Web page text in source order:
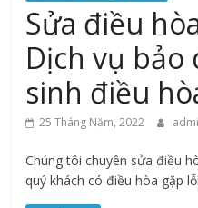
Sửa điều
Dịch vụ bảo
sinh điều
25 Tháng Năm, 2022
Chúng tôi chuyên sửa điều
quý khách có điều hòa gặp lỗi